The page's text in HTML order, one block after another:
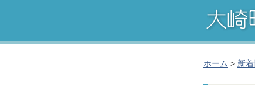
ホーム > 新